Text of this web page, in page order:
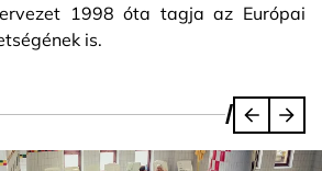
1998 óta tagja az Európai
is.
/